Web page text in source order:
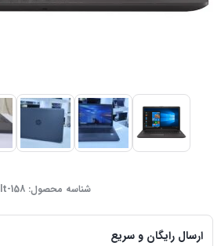
شناسه محصول: lt-158
ارسال رایگان و سریع